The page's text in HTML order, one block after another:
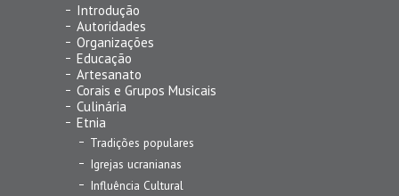
Introdução
Autoridades
Organizações
Educação
Artesanato
Corais e Grupos Musicais
Culinária
Etnia
Tradições populares
Igrejas ucranianas
Influência Cultural